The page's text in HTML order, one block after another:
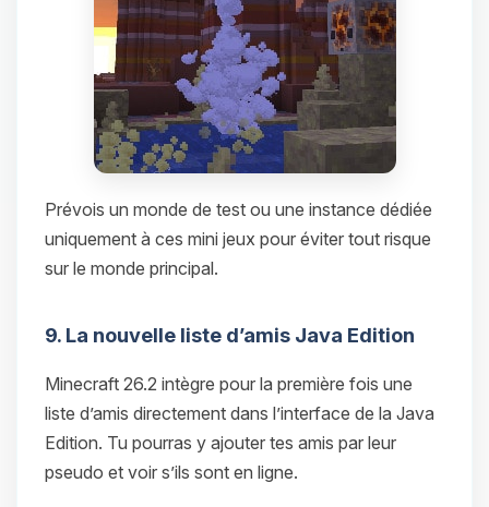
Prévois un monde de test ou une instance dédiée
uniquement à ces mini jeux pour éviter tout risque
sur le monde principal.
9. La nouvelle liste d’amis Java Edition
Minecraft 26.2 intègre pour la première fois une
liste d’amis directement dans l’interface de la Java
Edition. Tu pourras y ajouter tes amis par leur
pseudo et voir s’ils sont en ligne.